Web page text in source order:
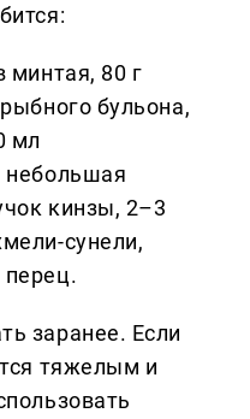
минтая, 80 г
бульона,
мл
небольшая
кинзы, 2–3
сунели,
заранее. Если
тяжелым и